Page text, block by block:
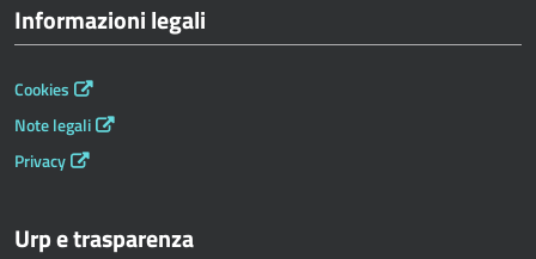
Informazioni legali
Cookies
Note legali
Privacy
Urp e trasparenza